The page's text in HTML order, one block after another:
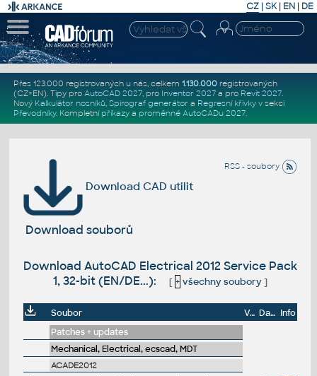
CZ | SK| EN | DE
Přes 123.000 registrovaných u nás, celkem 1.130.000registrovaných
(CZ+EN). Tipy pro AutoCAD 2027, pro Inventor 2027a pro Revit 2027.
Nový Kalkulátor nosníků, Spirograf generátor a Regresní křivkyv sekci
Převodníky. Kompletní příkazya proměnné AutoCADu 2027.
RSS - soubory
Download CAD utilit
Download souborů
Download AutoCAD Electrical 2012 Service Pack
1, 32-bit (EN/DE...):
[ + všechny soubory]
Soubor Velikost Datum Info
Patches + updates
Mechanical, Electrical, ecscad, MDT
ACADE2012